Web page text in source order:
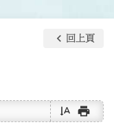
keyboard_arrow_left 回上頁
text_rotate_vertical print